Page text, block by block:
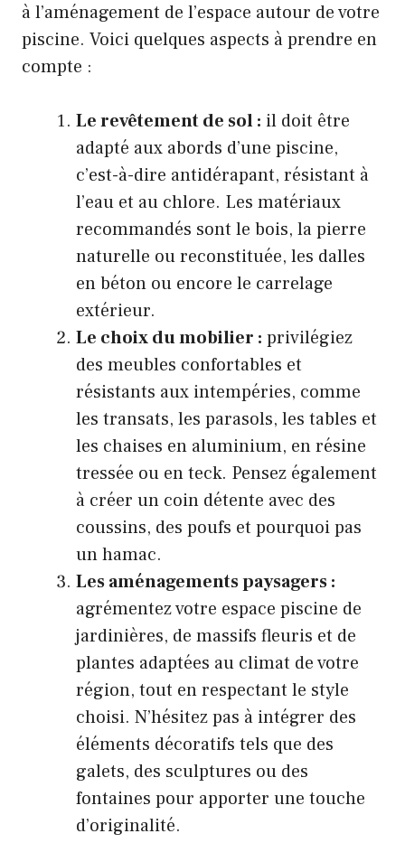
à l’aménagement de l’espace autour de votre
piscine. Voici quelques aspects à prendre en
compte :
Le revêtement de sol : il doit être
adapté aux abords d’une piscine,
c’est-à-dire antidérapant, résistant à
l’eau et au chlore. Les matériaux
recommandés sont le bois, la pierre
naturelle ou reconstituée, les dalles
en béton ou encore le carrelage
extérieur.
Le choix du mobilier : privilégiez
des meubles confortables et
résistants aux intempéries, comme
les transats, les parasols, les tables et
les chaises en aluminium, en résine
tressée ou en teck. Pensez également
à créer un coin détente avec des
coussins, des poufs et pourquoi pas
un hamac.
Les aménagements paysagers :
agrémentez votre espace piscine de
jardinières, de massifs fleuris et de
plantes adaptées au climat de votre
région, tout en respectant le style
choisi. N’hésitez pas à intégrer des
éléments décoratifs tels que des
galets, des sculptures ou des
fontaines pour apporter une touche
d’originalité.